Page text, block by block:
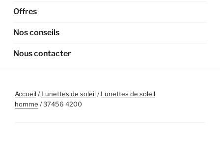
Offres
Nos conseils
Nous contacter
Accueil/Lunettes de soleil/Lunettes de soleil
homme / 37456 4200